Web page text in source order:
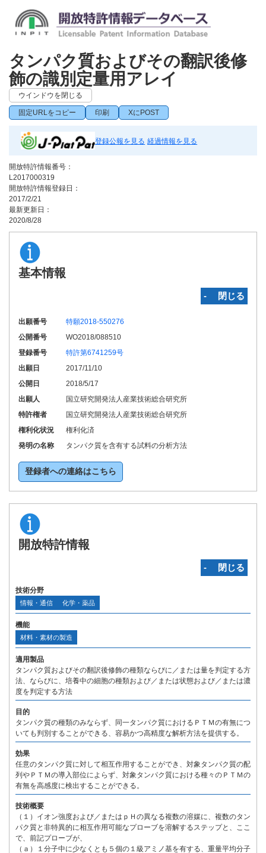
タンパク質およびその翻訳後修
飾の識別定量用アレイ
ウインドウを閉じる
固定URLをコピー 印刷 XにPOST
登録公報を見る 経過情報を見る
開放特許情報番号：
L2017000319
開放特許情報登録日：
2017/2/21
最新更新日：
2020/8/28
基本情報
‐ 閉じる
出願番号
特願2018-550276
公開番号
WO2018/088510
登録番号
特許第6741259号
出願日
2017/11/10
公開日
2018/5/17
出願人
国立研究開発法人産業技術総合研究所
特許権者
国立研究開発法人産業技術総合研究所
権利化状況
権利化済
発明の名称
タンパク質を含有する試料の分析方法
登録者への連絡はこちら
開放特許情報
‐ 閉じる
技術分野
情報・通信 化学・薬品
機能
材料・素材の製造
適用製品
タンパク質およびその翻訳後修飾の種類ならびに／または量を判定する方
法、ならびに、培養中の細胞の種類および／または状態および／または濃
度を判定する方法
目的
タンパク質の種類のみならず、同一タンパク質におけるＰＴＭの有無につ
いても判別することができる、容易かつ高精度な解析方法を提供する。
効果
任意のタンパク質に対して相互作用することができ、対象タンパク質の配
列やＰＴＭの導入部位によらず、対象タンパク質における種々のＰＴＭの
有無を高感度に検出することができる。
技術概要
（１）イオン強度および／またはｐＨの異なる複数の溶媒に、複数のタン
パク質と非特異的に相互作用可能なプローブを溶解するステップと、ここ
で、前記プローブが、
（ａ）１分子中に少なくとも５個の１級アミノ基を有する、重量平均分子